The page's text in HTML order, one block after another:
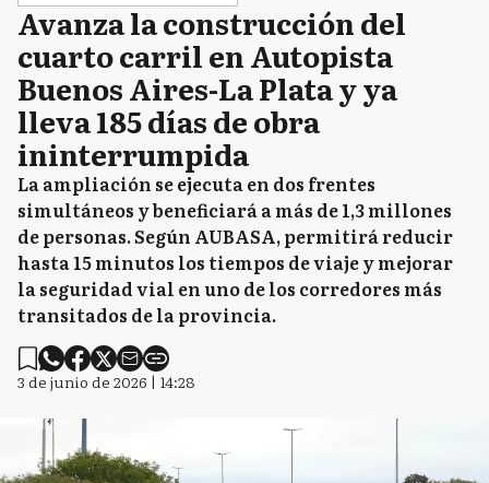
Avanza la construcción del
cuarto carril en Autopista
Buenos Aires-La Plata y ya
lleva 185 días de obra
ininterrumpida
La ampliación se ejecuta en dos frentes
simultáneos y beneficiará a más de 1,3 millones
de personas. Según AUBASA, permitirá reducir
hasta 15 minutos los tiempos de viaje y mejorar
la seguridad vial en uno de los corredores más
transitados de la provincia.
3 de junio de 2026 | 14:28